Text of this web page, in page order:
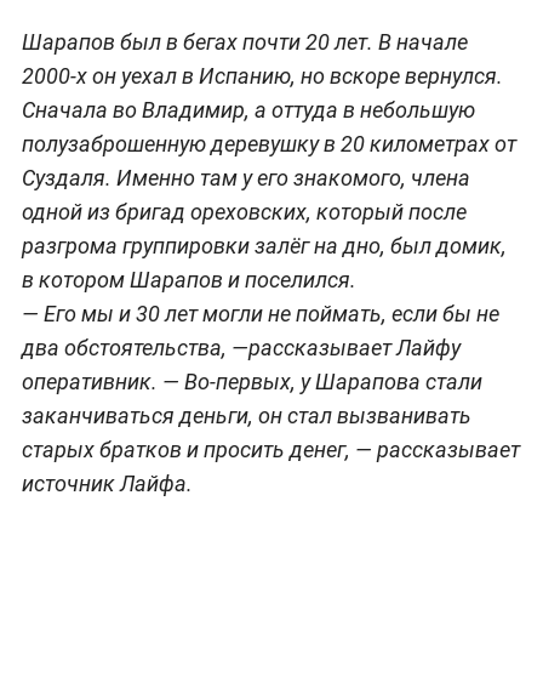
Шарапов был в бегах почти 20 лет. В начале
2000-х он уехал в Испанию, но вскоре вернулся.
Сначала во Владимир, а оттуда в небольшую
полузаброшенную деревушку в 20 километрах от
Суздаля. Именно там у его знакомого, члена
одной из бригад ореховских, который после
разгрома группировки залёг на дно, был домик,
в котором Шарапов и поселился.
— Его мы и 30 лет могли не поймать, если бы не
два обстоятельства, —рассказывает Лайфу
оперативник. — Во-первых, у Шарапова стали
заканчиваться деньги, он стал вызванивать
старых братков и просить денег, — рассказывает
источник Лайфа.